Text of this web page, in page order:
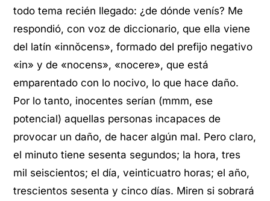
todo tema recién llegado: ¿de dónde venís? Me
respondió, con voz de diccionario, que ella viene
del latín «innŏcens», formado del prefijo negativo
«in» y de «nocens», «nocere», que está
emparentado con lo nocivo, lo que hace daño.
Por lo tanto, inocentes serían (mmm, ese
potencial) aquellas personas incapaces de
provocar un daño, de hacer algún mal. Pero claro,
el minuto tiene sesenta segundos; la hora, tres
mil seiscientos; el día, veinticuatro horas; el año,
trescientos sesenta y cinco días. Miren si sobrará